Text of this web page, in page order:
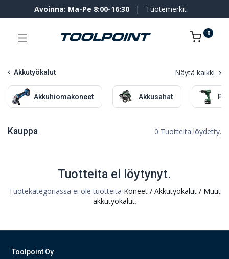
Avoinna: Ma-Pe 8:00-16:30 | Tuotemerkit
0
Akkutyökalut Näytä kaikki
Akkuhiomakoneet Akkusahat
Kauppa 0 Tuotteita löydetty.
Tuotteita ei löytynyt.
Tuotekategoriassa ei ole tuotteita Koneet / Akkutyökalut / Muut
akkutyökalut.
Toolpoint Oy